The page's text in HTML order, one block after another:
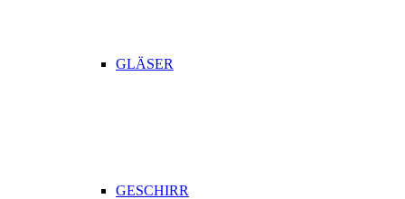
GLÄSER
GESCHIRR